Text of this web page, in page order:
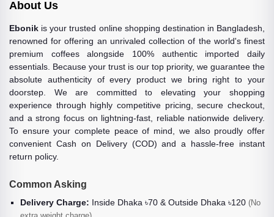
About Us
Ebonik is your trusted online shopping destination in Bangladesh,
renowned for offering an unrivaled collection of the world's finest
premium coffees alongside 100% authentic imported daily
essentials. Because your trust is our top priority, we guarantee the
absolute authenticity of every product we bring right to your
doorstep. We are committed to elevating your shopping
experience through highly competitive pricing, secure checkout,
and a strong focus on lightning-fast, reliable nationwide delivery.
To ensure your complete peace of mind, we also proudly offer
convenient Cash on Delivery (COD) and a hassle-free instant
return policy.
Common Asking
Delivery Charge: Inside Dhaka ৳70 & Outside Dhaka ৳120 (No